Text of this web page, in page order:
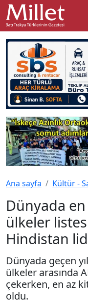
Ana sayfa Kültür -
Dünyada
ülkeler
Hindistan
Dünyada geçen
ülkeler arasında
çekerken, en az
oldu.